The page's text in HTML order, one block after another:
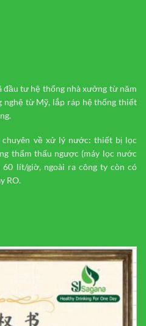
đầu tư hệ thống nhà xưởng từ năm
nghệ từ Mỹ, lắp ráp hệ thống thiết
về xử lý nước: thiết bị lọc
thẩm thấu ngược (máy lọc nước
lít/giờ, ngoài ra công ty còn có
RO.